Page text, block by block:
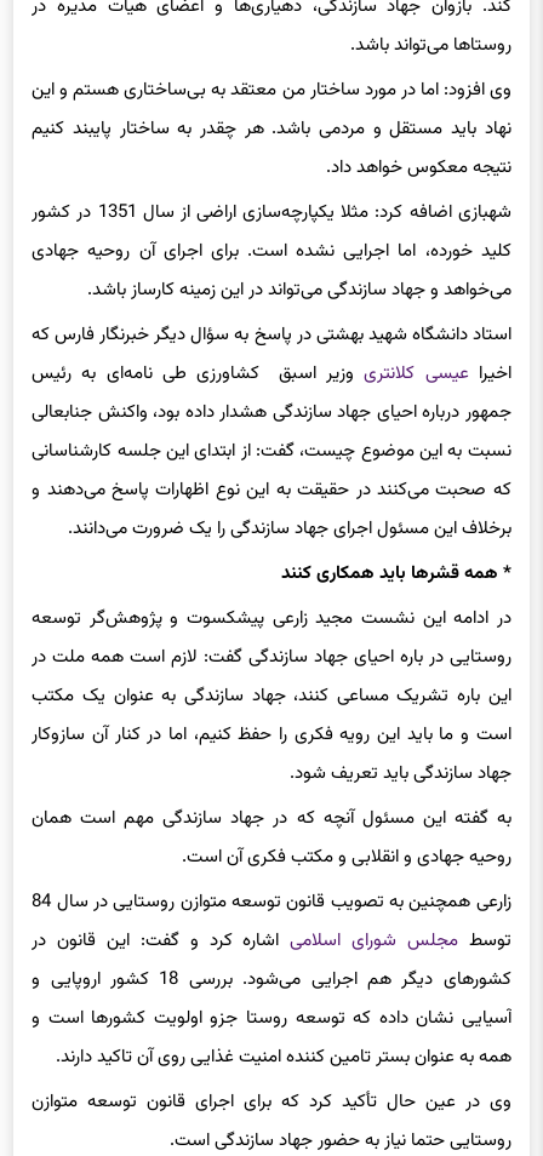
کند. بازوان جهاد سازندگی،‌ دهیاری‌ها و اعضای هیاتمدیره در
روستاها می‌تواند باشد.
وی افزود: اما در مورد ساختار من معتقد به بی‌ساختاری هستم و این
نهاد باید مستقل و مردمی باشد. هر چقدر به ساختار پایبند کنیم
نتیجه معکوس خواهد داد.
شهبازی اضافه کرد: مثلا یکپارچه‌سازی اراضی از سال 1351 در کشور
کلید خورده، اما اجرایی نشده است. برای اجرای آن روحیه جهادی
می‌خواهد و جهاد سازندگی می‌تواند در این زمینه کارساز باشد.
استاد دانشگاه شهید بهشتی در پاسخ به سؤال دیگر خبرنگار فارس که
اخیرا عیسی کلانتریوزیر اسبق کشاورزی طی نامه‌ای به رئیس
جمهور درباره احیای جهاد سازندگی هشدار داده بود، واکنش جنابعالی
نسبت به این موضوع چیست، گفت: از ابتدای این جلسه کارشناسانی
که صحبت می‌کنند در حقیقت به این نوع اظهارات پاسخ می‌دهند و
برخلاف این مسئول اجرای جهاد سازندگی را یک ضرورت می‌دانند.
* همه قشرها باید همکاری کنند
در ادامه این نشست مجید زارعی پیشکسوت و پژوهش‌گر توسعه
روستایی در باره احیای جهاد سازندگی گفت: لازم است همه ملت در
این باره تشریک مساعی کنند، جهاد سازندگی به عنوان یک مکتب
است و ما باید این رویه فکری را حفظ کنیم، اما در کنار آن سازوکار
جهاد سازندگی باید تعریف شود.
به گفته این مسئول آنچه که در جهاد سازندگی مهم است همان
روحیه جهادی و انقلابی و مکتب فکری آن است.
زارعی همچنین به تصویب قانون توسعه متوازن روستایی در سال 84
توسطمجلس شورای اسلامیاشاره کرد و گفت: این قانون در
کشورهای دیگر هم اجرایی می‌شود. بررسی 18 کشور اروپایی و
آسیایی نشان داده که توسعه روستا جزو اولویت کشورها است و
همه به عنوان بستر تامین کننده امنیت غذایی روی آن تاکید دارند.
وی در عین حال تأکید کرد که برای اجرای قانون توسعه متوازن
روستایی حتما نیاز به حضور جهاد سازندگی است.